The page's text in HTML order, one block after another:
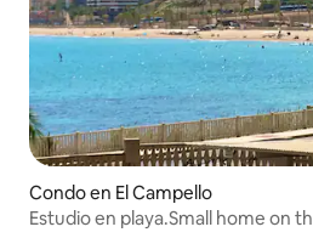
Condo en El Campello
Estudio en playa.Small